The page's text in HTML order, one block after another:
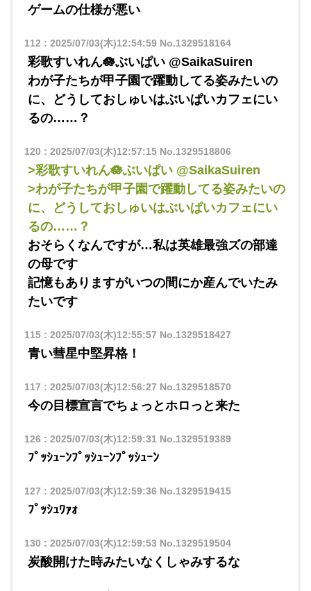
ゲームの仕様が悪い
112 : 2025/07/03(木)12:54:59No.1329518164
彩歌すいれん🪷ぶいぱい @SaikaSuiren
わが子たちが甲子園で躍動してる姿みたいの
に、どうしておしゅいはぶいぱいカフェにい
るの……？
120 : 2025/07/03(木)12:57:15No.1329518806
>彩歌すいれん🪷ぶいぱい @SaikaSuiren
>わが子たちが甲子園で躍動してる姿みたいの
に、どうしておしゅいはぶいぱいカフェにい
るの……？
おそらくなんですが…私は英雄最強ズの部達
の母です
記憶もありますがいつの間にか産んでいたみ
たいです
115: 2025/07/03(木)12:55:57 No.1329518427
青い彗星中堅昇格！
117 : 2025/07/03(木)12:56:27 No.1329518570
今の目標宣言でちょっとホロっと来た
126 : 2025/07/03(木)12:59:31 No.1329519389
ﾌﾟｯｼｭｰﾝﾌﾟｯｼｭｰﾝﾌﾟｯｼｭｰﾝ
127 : 2025/07/03(木)12:59:36 No.1329519415
ﾌﾟｯｼｭﾜｧｫ
130 : 2025/07/03(木)12:59:53 No.1329519504
炭酸開けた時みたいなくしゃみするな